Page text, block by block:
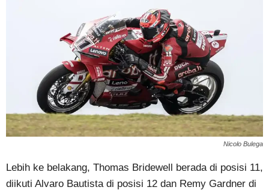
Nicolo Bulega
Lebih ke belakang, Thomas Bridewell berada di posisi 11,
diikuti Alvaro Bautista di posisi 12 dan Remy Gardner di